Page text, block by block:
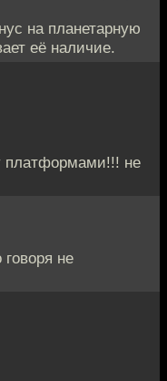
на планетарную
её наличие.
платформами!!! не
не